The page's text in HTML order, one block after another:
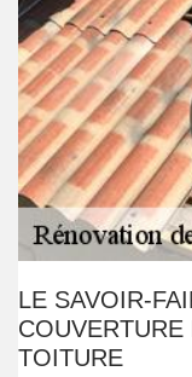
LE SAVOIR-
TOITURE